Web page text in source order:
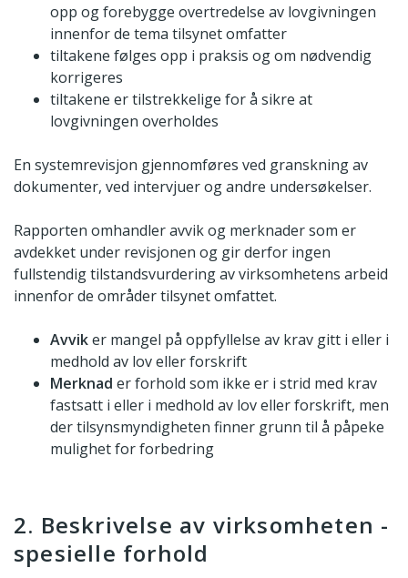
opp og forebygge overtredelse av lovgivningen
innenfor de tema tilsynet omfatter
tiltakene følges opp i praksis og om nødvendig
korrigeres
tiltakene er tilstrekkelige for å sikre at
lovgivningen overholdes
En systemrevisjon gjennomføres ved granskning av
dokumenter, ved intervjuer og andre undersøkelser.
Rapporten omhandler avvik og merknader som er
avdekket under revisjonen og gir derfor ingen
fullstendig tilstandsvurdering av virksomhetens arbeid
innenfor de områder tilsynet omfattet.
Avviker mangel på oppfyllelse av krav gitt i eller i
medhold av lov eller forskrift
Merknad er forhold som ikke er i strid med krav
fastsatt i eller i medhold av lov eller forskrift, men
der tilsynsmyndigheten finner grunn til å påpeke
mulighet for forbedring
2. Beskrivelse av virksomheten -
spesielle forhold